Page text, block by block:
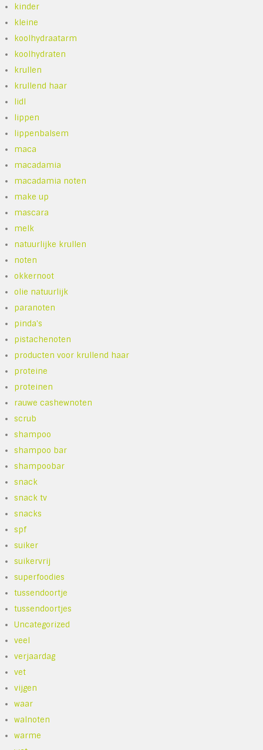
kinder
kleine
koolhydraatarm
koolhydraten
krullen
krullend haar
lidl
lippen
lippenbalsem
maca
macadamia
macadamia noten
make up
mascara
melk
natuurlijke krullen
noten
okkernoot
olie natuurlijk
paranoten
pinda's
pistachenoten
producten voor krullend haar
proteine
proteinen
rauwe cashewnoten
scrub
shampoo
shampoo bar
shampoobar
snack
snack tv
snacks
spf
suiker
suikervrij
superfoodies
tussendoortje
tussendoortjes
Uncategorized
veel
verjaardag
vet
vijgen
waar
walnoten
warme